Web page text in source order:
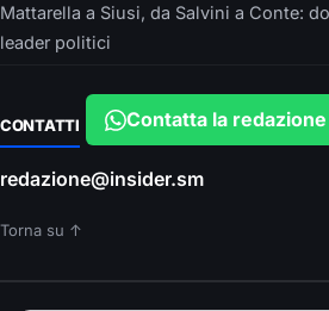
Mattarella a Siusi, da Salvini a Conte:
leader politici
CONTATTI Contatta la redazione
redazione@insider.sm
Torna su ↑